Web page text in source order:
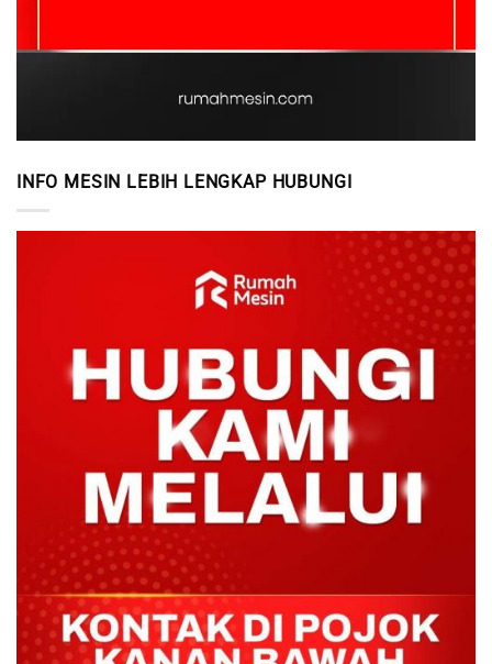
INFO MESIN LEBIH LENGKAP HUBUNGI